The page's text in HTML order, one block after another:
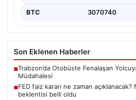
BTC 3070740
Son Eklenen Haberler
■Trabzon’da Otobüste Fenalaşan
Müdahalesi
■FED faiz kararı ne zaman açıklanacak?
beklentisi belli oldu